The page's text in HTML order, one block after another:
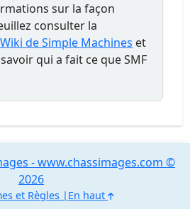
sur la façon
consulter la
de Simple Machines et
qui a fait ce que SMF
- www.chassimages.com ©
2026
et Règles En haut